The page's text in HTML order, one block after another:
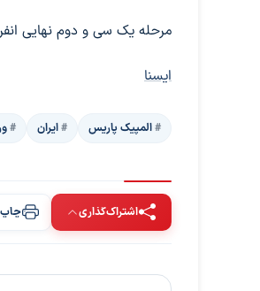
مرحله یک سی و دوم نهایی انفرادی،
ایسنا
المپیک پاریس ایران
اشتراک‌گذاری چاپ